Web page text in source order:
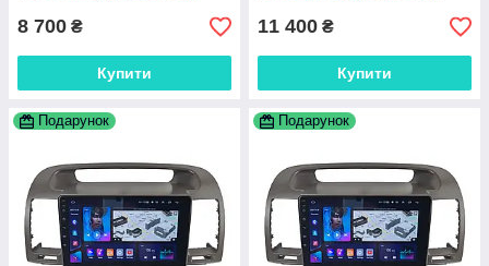
8 700 ₴
Купити
11 400 ₴
Купити
Подарунок Подарунок